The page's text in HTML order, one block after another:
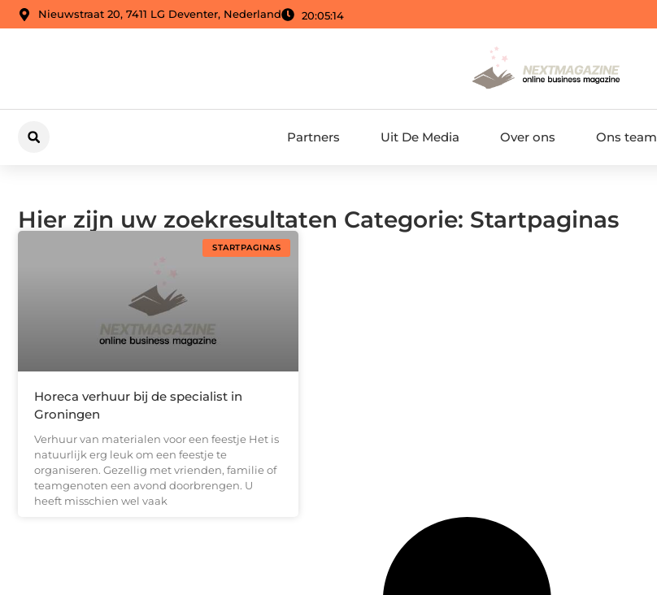
Nieuwstraat 20, 7411 LG Deventer, Nederland 20:05:15
Partners Uit De Media Over ons Ons team
Hier zijn uw zoekresultaten Categorie: Startpaginas
STARTPAGINAS
Horeca verhuur bij de specialist in
Groningen
Verhuur van materialen voor een feestje Het is
natuurlijk erg leuk om een feestje te
organiseren. Gezellig met vrienden, familie of
teamgenoten een avond doorbrengen. U
heeft misschien wel vaak